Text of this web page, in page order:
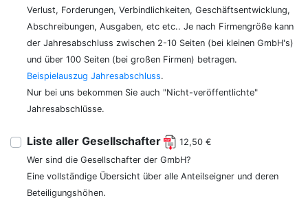
Verlust, Forderungen, Verbindlichkeiten, Geschäftsentwicklung,
Abschreibungen, Ausgaben, etc etc.. Je nach Firmengröße kann
der Jahresabschluss zwischen 2-10 Seiten (bei kleinen GmbH's)
und über 100 Seiten (bei großen Firmen) betragen.
Beispielauszug Jahresabschluss.
Nur bei uns bekommen Sie auch "Nicht-veröffentlichte"
Jahresabschlüsse.
Liste aller Gesellschafter
12,50 €
Wer sind die Gesellschafter der GmbH?
Eine vollständige Übersicht über alle Anteilseigner und deren
Beteiligungshöhen.